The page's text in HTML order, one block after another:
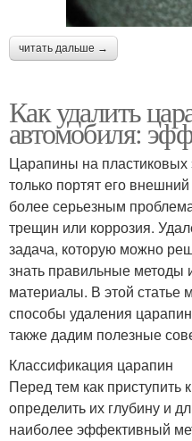
читать дальше →
Как удалить
автомобиля:
Царапины на
только портят его
более серьезным
трещин или коррозия.
задача, которую можно
знать правильные методы
материалы. В этой
способы удаления
также дадим полезные
Классификация царапин
Перед тем как
определить их глубину и
наиболее эффективный